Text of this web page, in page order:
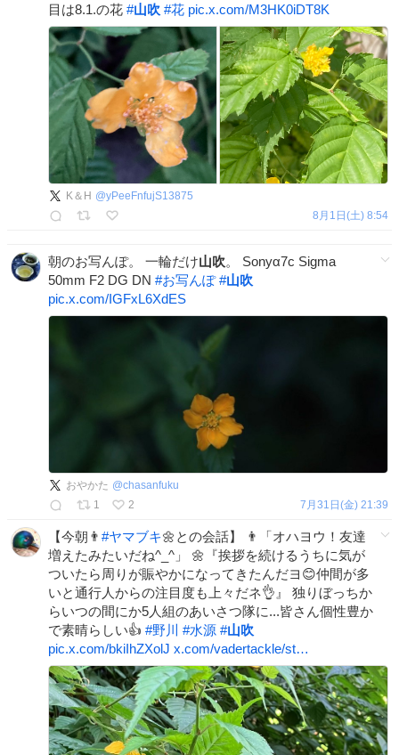
目は8.1.の花 #山吹 #花 pic.x.com/M3HK0iDT8K
K＆H @yPeeFnfujS13875
8月1日(土) 8:54
朝のお写んぽ。 一輪だけ山吹。 Sonyα7c Sigma
50mm F2 DG DN #お写んぽ #山吹
pic.x.com/IGFxL6XdES
おやかた @chasanfuku
1
2 7月31日(金) 21:39
【今朝👨 #ヤマブキ🌼との会話】 👨「オハヨウ！友達
増えたみたいだね^_^」 🌼『挨拶を続けるうちに気が
ついたら周りが賑やかになってきたんだヨ😊仲間が多
いと通行人からの注目度も上々だネ👌』 独りぼっちか
らいつの間にか5人組のあいさつ隊に...皆さん個性豊か
で素晴らしい👍 #野川 #水源 #山吹
pic.x.com/bkiIhZXolJ x.com/vadertackle/st…